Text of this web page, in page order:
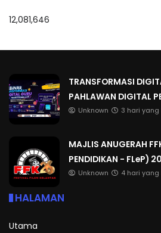
12,081,646
TRANSFORMASI
PAHLAWAN DIGITAL
Unknown 3 hari yang
MAJLIS ANUGERAH
PENDIDIKAN - FLeP)
Unknown 4 hari yang
HALAMAN
Utama